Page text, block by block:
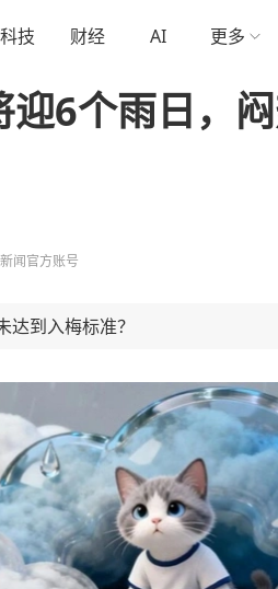
科技 财经 AI 更多
6个雨日，闷
闻官方账号
达到入梅标准？